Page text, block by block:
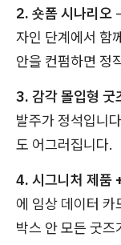
2. 숏폼 시나리오
자인 단계에서 함
안을 컨펌하면 정
3. 감각 몰입형 굿
발주가 정석입니
도 어그러집니다.
4. 시그니처 제품
에 임상 데이터 카
박스 안 모든 굿